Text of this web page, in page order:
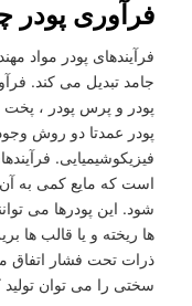
فرآوری
فرآیندهای پودر مواد
جامد تبدیل می کند.
پودر و پرس پودر ،
پودر عمدتا دو روش
فیزیکوشیمیایی.
است که مایع کمی به
شود. این پودرها می
ها ریخته و یا قالب ها
ذرات تحت فشار اتفاق
سختی را می توان تولید